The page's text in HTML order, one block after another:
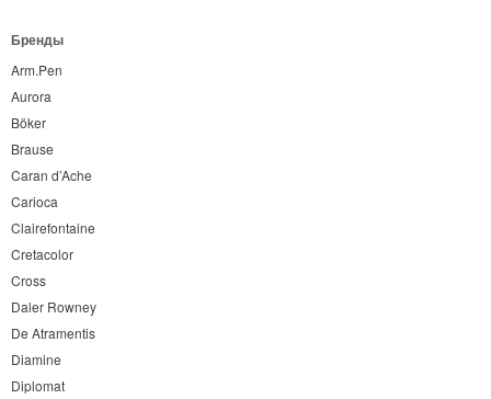
Бренды
Arm.Pen
Aurora
Böker
Brause
Caran d’Ache
Carioca
Clairefontaine
Cretacolor
Cross
Daler Rowney
De Atramentis
Diamine
Diplomat